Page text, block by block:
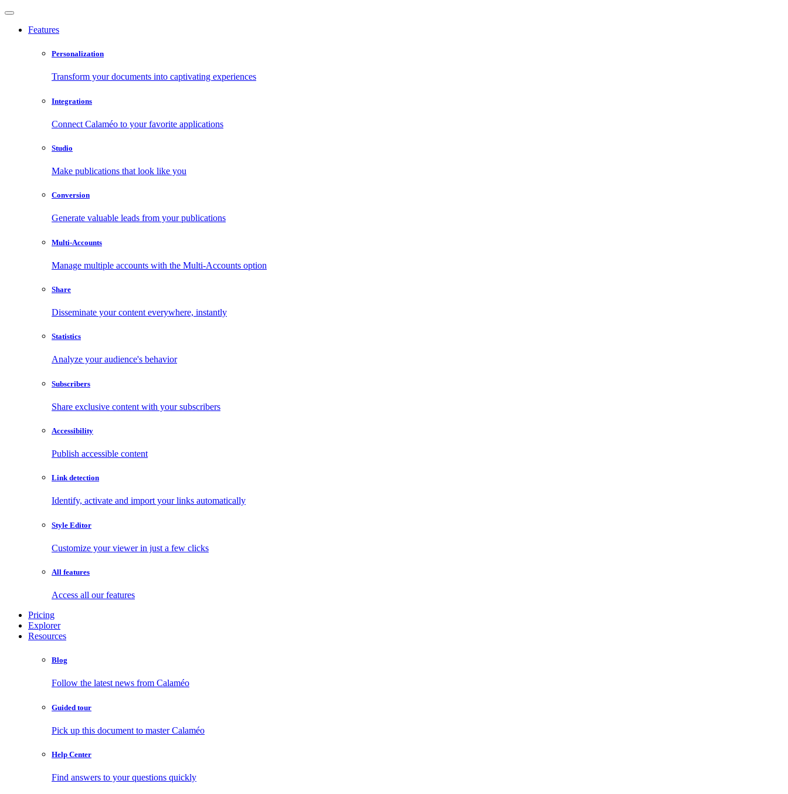
Features
Personalization
Transform your documents into captivating experiences
Integrations
Connect Calaméo to your favorite applications
Studio
Make publications that look like you
Conversion
Generate valuable leads from your publications
Multi-Accounts
Manage multiple accounts with the Multi-Accounts option
Share
Disseminate your content everywhere, instantly
Statistics
Analyze your audience's behavior
Subscribers
Share exclusive content with your subscribers
Accessibility
Publish accessible content
Link detection
Identify, activate and import your links automatically
Style Editor
Customize your viewer in just a few clicks
All features
Access all our features
Pricing
Explorer
Resources
Blog
Follow the latest news from Calaméo
Guided tour
Pick up this document to master Calaméo
Help Center
Find answers to your questions quickly